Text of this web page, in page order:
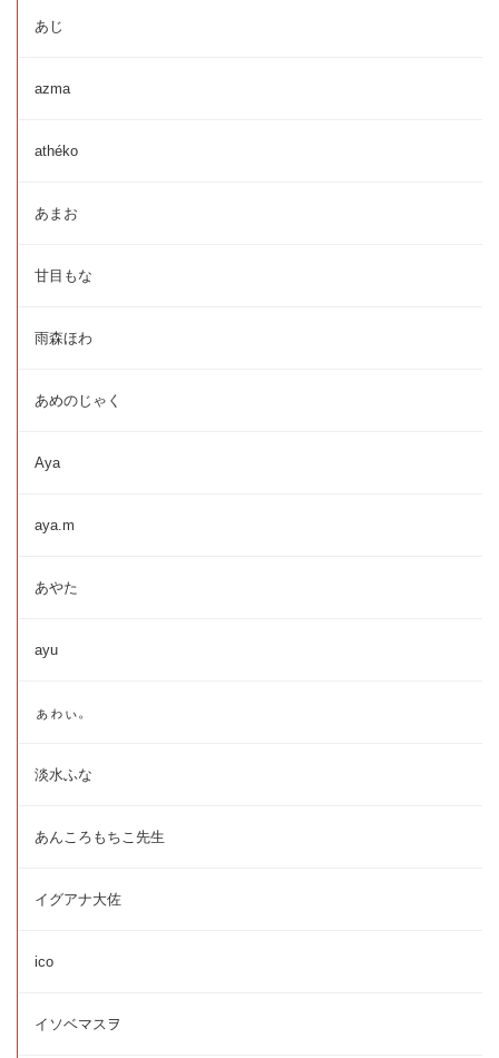
あじ
azma
athéko
あまお
甘目もな
雨森ほわ
あめのじゃく
Aya
aya.m
あやた
ayu
ぁゎぃ。
淡水ふな
あんころもちこ先生
イグアナ大佐
ico
イソベマスヲ